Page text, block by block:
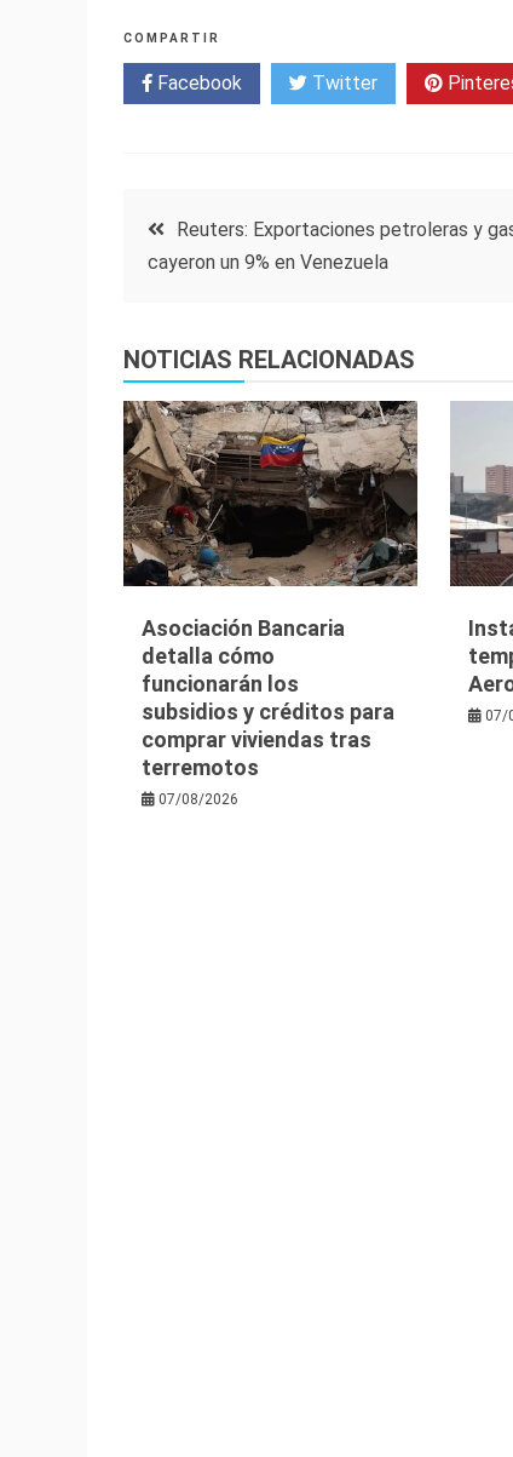
COMPARTIR
Facebook Twitter
Navegación
entradas
Reuters: Exportaciones petroleras y
cayeron un 9% en Venezuela
NOTICIAS RELACIONADAS
Asociación Bancaria
detalla cómo
funcionarán los
subsidios y créditos para
comprar viviendas tras
terremotos
07/08/2026
07/